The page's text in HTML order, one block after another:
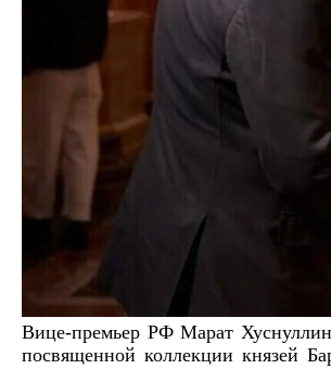
Вице-премьер РФ Марат
посвященной коллекции князей